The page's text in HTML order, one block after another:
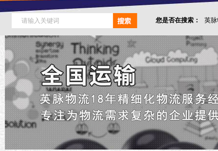
您是否在搜索： 英
仓储综合专业定制物